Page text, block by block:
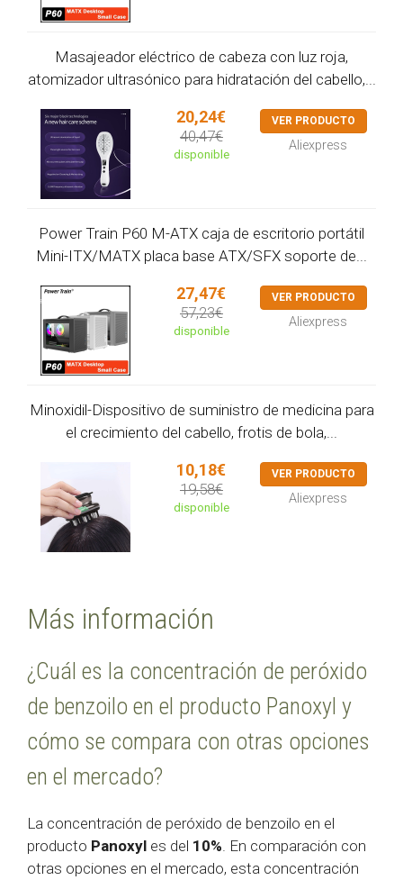
Masajeador eléctrico de cabeza con luz roja,
atomizador ultrasónico para hidratación del cabello,...
20,24€
40,47€
disponible
VER PRODUCTO
Aliexpress
Power Train P60 M-ATX caja de escritorio portátil
Mini-ITX/MATX placa base ATX/SFX soporte de...
27,47€
57,23€
disponible
VER PRODUCTO
Aliexpress
Minoxidil-Dispositivo de suministro de medicina para
el crecimiento del cabello, frotis de bola,...
10,18€
19,58€
disponible
VER PRODUCTO
Aliexpress
Más información
¿Cuál es la concentración de peróxido
de benzoilo en el producto Panoxyl y
cómo se compara con otras opciones
en el mercado?
La concentración de peróxido de benzoilo en el
producto Panoxyl es del 10% . En comparación con
otras opciones en el mercado, esta concentración